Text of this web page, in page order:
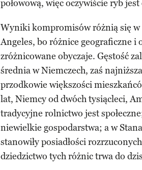
połowową, więc oczywiście ryb
Wyniki kompromisów różnią się
Angeles, bo różnice geograficzne
zróżnicowane obyczaje. Gęstość
średnia w Niemczech, zaś
przodkowie większości
lat, Niemcy od dwóch tysiącleci,
tradycyjne rolnictwo jest
niewielkie gospodarstwa; a w
stanowiły posiadłości
dziedzictwo tych różnic trwa do